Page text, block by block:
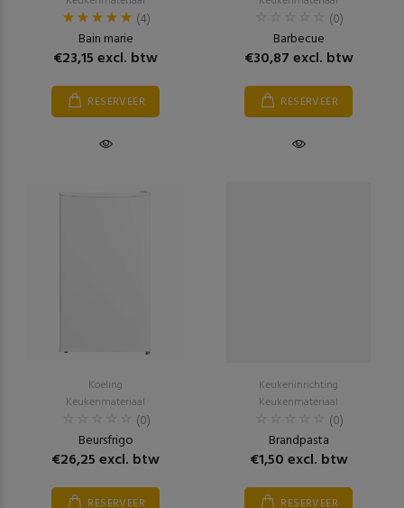
(4)
Bain marie
€23,15 excl. btw
RESERVEER
(0)
Barbecue
€30,87 excl. btw
RESERVEER
Koeling
Keukenmateriaal
(0)
Beursfrigo
€26,25 excl. btw
RESERVEER
Keukeninrichting
Keukenmateriaal
(0)
Brandpasta
€1,50 excl. btw
RESERVEER